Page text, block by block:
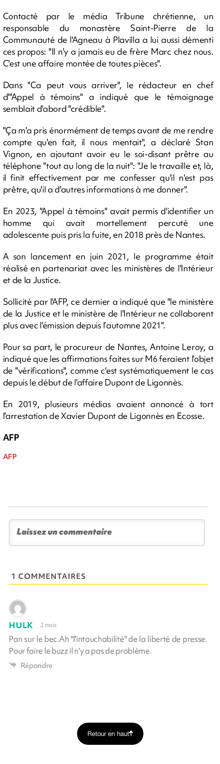
Contacté par le média Tribune chrétienne, un
responsable du monastère Saint-Pierre de la
Communauté de l'Agneau à Plavilla a lui aussi démenti
ces propos: "Il n'y a jamais eu de frère Marc chez nous.
C'est une affaire montée de toutes pièces".
Dans "Ca peut vous arriver", le rédacteur en chef
d'"Appel à témoins" a indiqué que le témoignage
semblait d'abord "crédible".
"Ça m'a pris énormément de temps avant de me rendre
compte qu'en fait, il nous mentait", a déclaré Stan
Vignon, en ajoutant avoir eu le soi-disant prêtre au
téléphone "tout au long de la nuit": "Je le travaille et, là,
il finit effectivement par me confesser qu'il n'est pas
prêtre, qu'il a d'autres informations à me donner".
En 2023, "Appel à témoins" avait permis d'identifier un
homme qui avait mortellement percuté une
adolescente puis pris la fuite, en 2018 près de Nantes.
A son lancement en juin 2021, le programme était
réalisé en partenariat avec les ministères de l'Intérieur
et de la Justice.
Sollicité par l'AFP, ce dernier a indiqué que "le ministère
de la Justice et le ministère de l'Intérieur ne collaborent
plus avec l'émission depuis l’automne 2021".
Pour sa part, le procureur de Nantes, Antoine Leroy, a
indiqué que les affirmations faites sur M6 feraient l'objet
de "vérifications", comme c'est systématiquement le cas
depuis le début de l'affaire Dupont de Ligonnès.
En 2019, plusieurs médias avaient annoncé à tort
l'arrestation de Xavier Dupont de Ligonnès en Ecosse.
AFP
AFP
1 COMMENTAIRES
HULK 2 mois
Pan sur le bec.Ah "l'intouchabilité" de la liberté de presse.
Pour faire le buzz il n'y a pas de problème.
Répondre
Retour en haut